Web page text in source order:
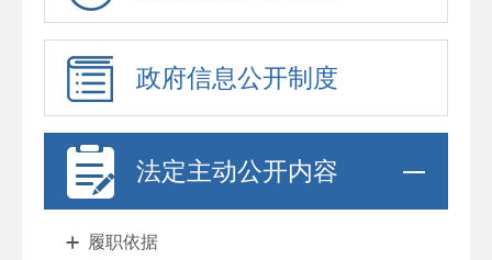
政府信息公开制度
法定主动公开内容
履职依据